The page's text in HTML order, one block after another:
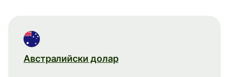
Австралийски долар